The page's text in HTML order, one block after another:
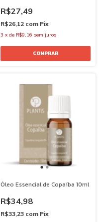
R$27,49
R$26,12 com Pix
3 x de R$9,16 sem juros
Óleo Essencial de Copaíba 10ml
R$34,98
R$33,23 com Pix